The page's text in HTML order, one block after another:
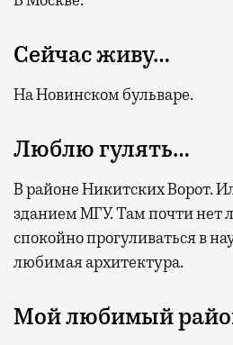
Сейчас живу…
На Новинском бульваре.
Люблю гулять…
В районе Никитских Ворот.
зданием МГУ. Там почти нет
спокойно прогуливаться в
любимая архитектура.
Мой любимый